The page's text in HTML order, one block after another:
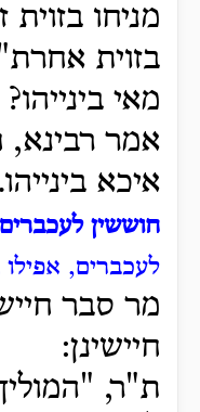
מניחו בזוית
בזוית
מאי בינייהו?
אמר רבינא,
איכא בינייהו.
חוששין לעכברים
לעכברים, אפילו
מר סבר
חיישינן:
ת"ר,